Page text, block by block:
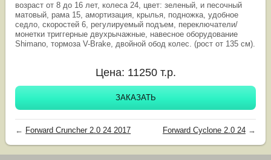
возраст от 8 до 16 лет, колеса 24, цвет: зеленый, и песочный
матовый, рама 15, амортизация, крылья, подножка, удобное
седло, скоростей 6, регулируемый подъем, переключатели/
монетки триггерные двухрычажные, навесное оборудование
Shimano, тормоза V-Brake, двойной обод колес. (рост от 135 см).
Цена: 11250т.р.
ЗАКАЗАТЬ
← Forward Cruncher 2.0 24 2017 Forward Cyclone 2.0 24→